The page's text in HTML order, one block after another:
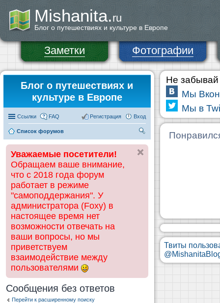
Mishanita.ru
Блог о путешествиях и культуре в Европе
Заметки Фотографии
Блог о путешествиях и
культуре в Европе
Ссылки FAQ Вход
Регистрация
Список форумов
ск
Уважаемые посетители!
Обращаем ваше внимание,
что с 2018 года форум
работает в режиме
"самоподдержания". У
администратора (Foxy) в
настоящее время нет
возможности отвечать на
ваши вопросы, но мы
приветствуем
взаимодействие между
пользователями
Сообщения без ответов
Перейти к расширенному поиску
Не забывай
Мы
Мы в
Твиты